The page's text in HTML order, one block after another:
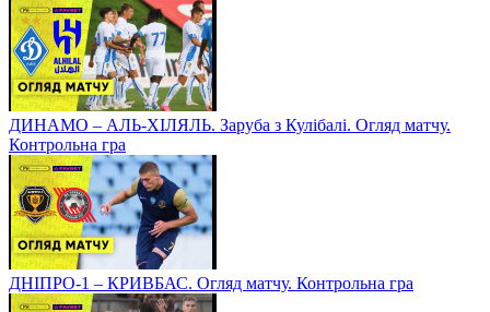
ДИНАМО – АЛЬ-ХІЛЯЛЬ. Заруба з Кулібалі. Огляд матчу.
Контрольна гра
ДНІПРО-1 – КРИВБАС. Огляд матчу. Контрольна гра